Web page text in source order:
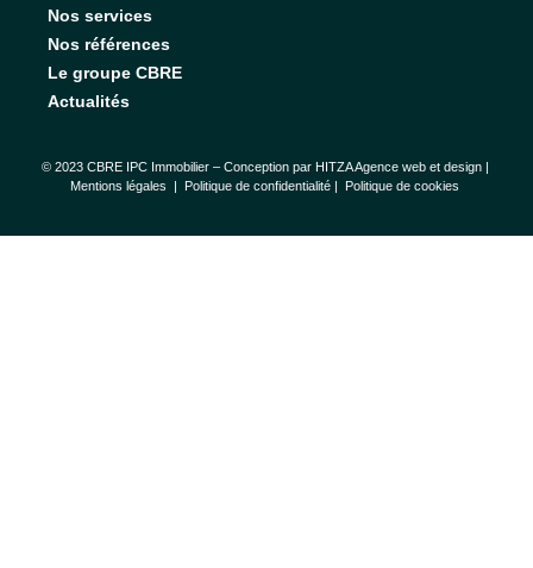
Nos services
Nos références
Le groupe CBRE
Actualités
© 2023 CBRE IPC Immobilier – Conception par HITZA Agence web et design|
Mentions légales | Politique de confidentialité | Politique de cookies